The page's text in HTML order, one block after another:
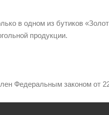
в одном из бутиков
продукции.
Федеральным законом от